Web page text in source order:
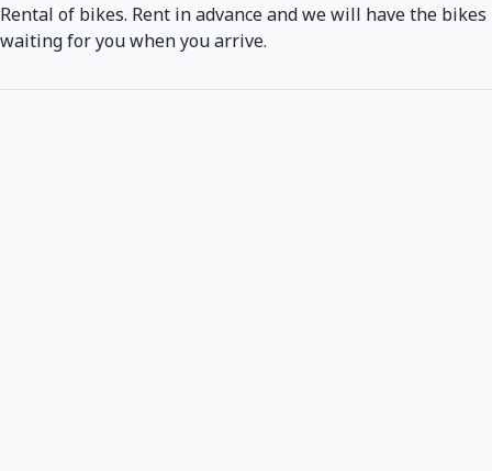
Rental of bikes. Rent in advance and we will have the bikes
waiting for you when you arrive.